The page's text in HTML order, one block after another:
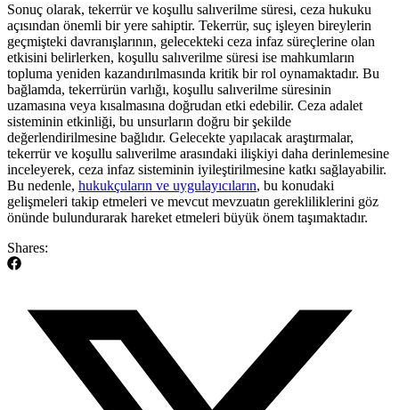
Sonuç olarak, tekerrür ve koşullu salıverilme ​süresi, ceza hukuku
açısından‍ önemli ⁣bir yere sahiptir. ⁤Tekerrür,⁢ suç işleyen bireylerin ​
geçmişteki​ davranışlarının, gelecekteki ceza​ infaz süreçlerine olan
etkisini belirlerken, koşullu salıverilme⁢ süresi ⁢ise ⁣mahkumların ​
topluma yeniden kazandırılmasında kritik bir rol oynamaktadır.​ Bu‍
bağlamda,⁢ tekerrürün varlığı, koşullu salıverilme süresinin ​
uzamasına veya kısalmasına ⁢doğrudan etki edebilir. Ceza adalet
sisteminin⁢ etkinliği, bu ‌unsurların doğru‌ bir şekilde
⁤değerlendirilmesine bağlıdır. Gelecekte yapılacak⁣ araştırmalar,
tekerrür ve⁢ koşullu salıverilme⁢ arasındaki⁤ ilişkiyi⁣ daha derinlemesine
⁣inceleyerek, ​ceza‌ infaz sisteminin‌ iyileştirilmesine katkı‌ sağlayabilir.⁣
Bu ⁢nedenle, hukukçuların ve uygulayıcıların, bu konudaki
gelişmeleri takip etmeleri ve mevcut mevzuatın gerekliliklerini ⁢göz⁣
önünde bulundurarak hareket etmeleri büyük önem taşımaktadır.
Shares: